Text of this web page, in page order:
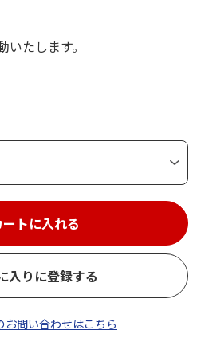
たします。
ートに入れる
入りに登録する
お問い合わせはこちら